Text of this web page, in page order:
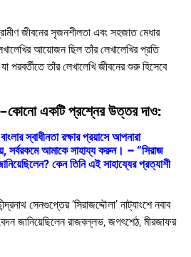
জীবনের সৃজনশীলতা এবং সহজাত মেধার
আয়োজন ছিল তাঁর লেখালেখির প্রতি
পরবর্তীতে তাঁর লেখালেখি জীবনের শুরু হিসেবে
কোনো একটি প্রশ্নের উত্তর দাও:
স্বাধীনতা রক্ষার প্রয়াসে আপনারা
সর্বরকমে আমাকে সাহায্য করুন। –“সিরাজ
কেন তিনি এই সাহায্যের প্রত্যাশী
সেনগুপ্তের ‘সিরাজদ্দৌলা’ নাট্যাংশে নবাব
জানিয়েছিলেন রাজবল্লভ, জগৎশেঠ, মীরজাফর